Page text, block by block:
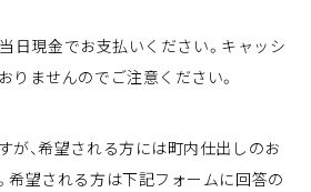
日現金でお支払いください。キャッシ
りませんのでご注意ください。
が、希望される方には町内仕出しのお
希望される方は下記フォームに回答の